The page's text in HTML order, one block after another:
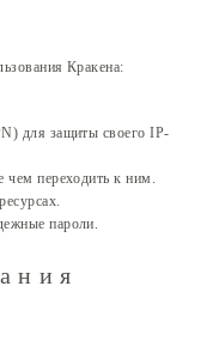
Кракена:
для защиты своего IP-
чем переходить к ним.
пароли.